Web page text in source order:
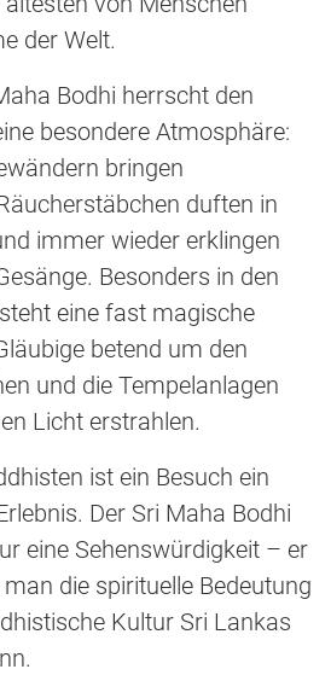
der Welt.
Bodhi herrscht den
besondere Atmosphäre:
bringen
duften in
immer wieder erklingen
Besonders in den
eine fast magische
betend um den
und die Tempelanlagen
Licht erstrahlen.
ist ein Besuch ein
Der Sri Maha Bodhi
eine Sehenswürdigkeit – er
die spirituelle Bedeutung
Kultur Sri Lankas